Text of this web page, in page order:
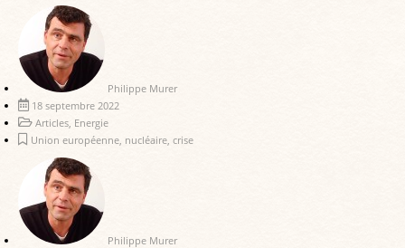
Philippe Murer
18 septembre 2022
Articles Energie
Union européenne nucléaire crise
Philippe Murer